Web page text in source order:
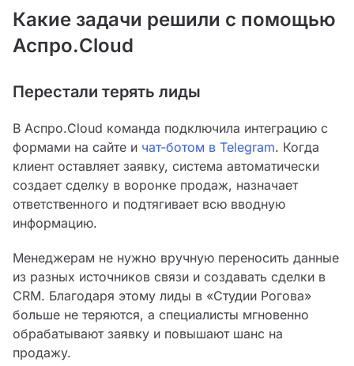
Какие задачи решили с помощью
Аспро.Cloud
Перестали терять лиды
В Аспро.Cloud команда подключила интеграцию с
формами на сайте и чат-ботом в Telegram. Когда
клиент оставляет заявку, система автоматически
создает сделку в воронке продаж, назначает
ответственного и подтягивает всю вводную
информацию.
Менеджерам не нужно вручную переносить данные
из разных источников связи и создавать сделки в
CRM. Благодаря этому лиды в «Студии Рогова»
больше не теряются, а специалисты мгновенно
обрабатывают заявку и повышают шанс на
продажу.